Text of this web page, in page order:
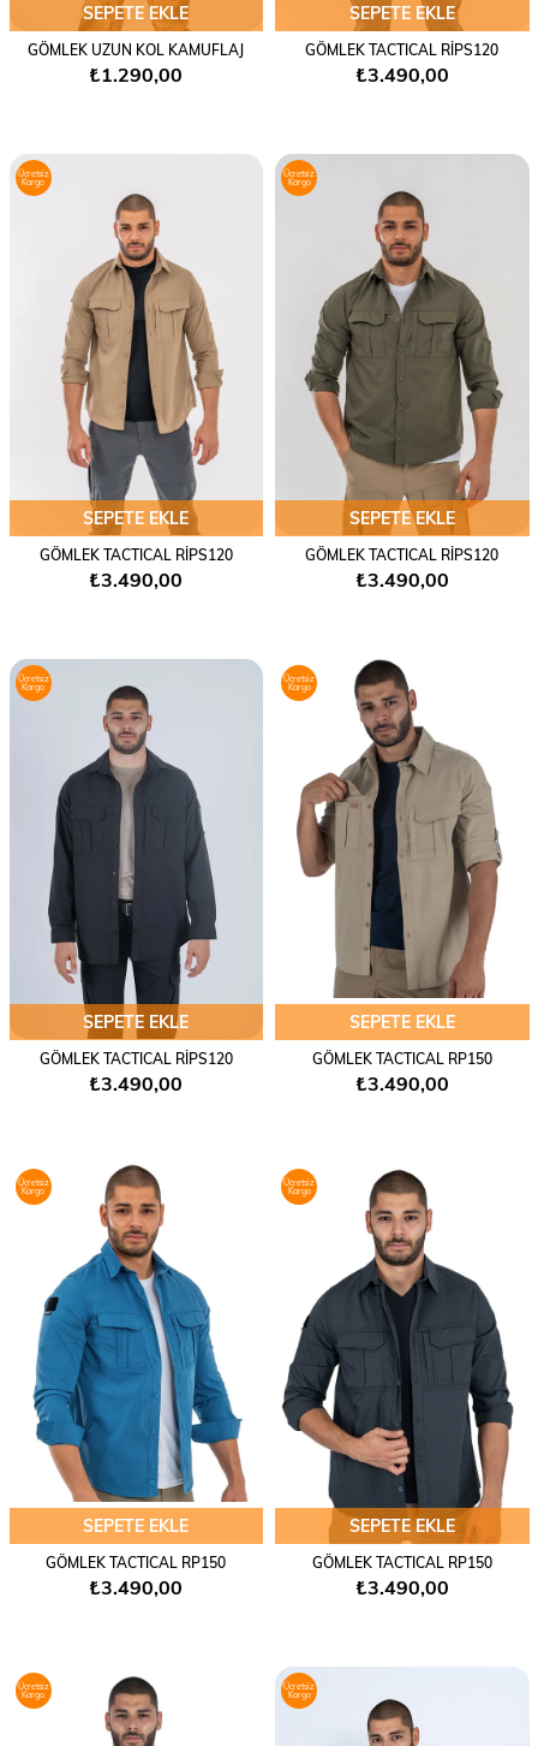
SEPETE EKLE
GÖMLEK UZUN KOL KAMUFLAJ
₺1.290,00
SEPETE EKLE
GÖMLEK TACTICAL RİPS120
₺3.490,00
SEPETE EKLE
GÖMLEK TACTICAL RİPS120
₺3.490,00
Ücretsiz
Kargo
SEPETE EKLE
GÖMLEK TACTICAL RİPS120
₺3.490,00
Ücretsiz
Kargo
SEPETE EKLE
GÖMLEK TACTICAL RİPS120
₺3.490,00
Ücretsiz
Kargo
SEPETE EKLE
GÖMLEK TACTICAL RP150
₺3.490,00
Ücretsiz
Kargo
SEPETE EKLE
GÖMLEK TACTICAL RP150
₺3.490,00
Ücretsiz
Kargo
SEPETE EKLE
GÖMLEK TACTICAL RP150
₺3.490,00
Ücretsiz
Kargo
Ücretsiz
Kargo
Ücretsiz
Kargo